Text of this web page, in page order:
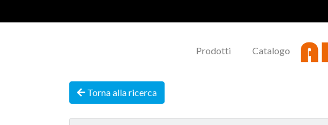
Prodotti Catalogo
Torna alla ricerca